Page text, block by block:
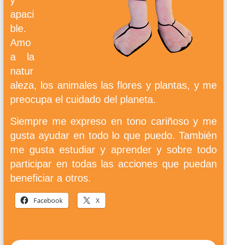
apaci
ble.
Amo
a la
natur
aleza, los animales las flores y plantas, y me
preocupa el cuidado del planeta.
Siempre me expreso en tono cariñoso y me
gusta ayudar en todo lo que puedo. También
me gusta estudiar y aprender y sobre todo
participar en todas las acciones que puedan
beneficiar a otros.
Facebook X